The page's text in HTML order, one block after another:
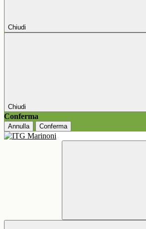
Chiudi
Chiudi
Conferma
Annulla Conferma